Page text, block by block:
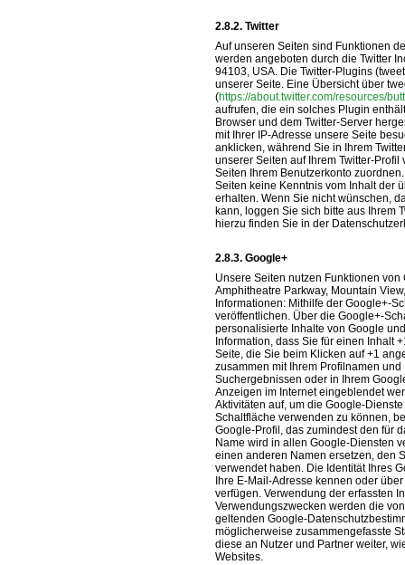
Twitter
Auf unseren Seiten sind Funktionen
werden angeboten durch die Twitter
94103, USA. Die Twitter-Plugins
unserer Seite. Eine Übersicht über
(https://about.twitter.com/resources/
aufrufen, die ein solches Plugin
Browser und dem Twitter-Server
mit Ihrer IP-Adresse unsere Seite
anklicken, während Sie in Ihrem
unserer Seiten auf Ihrem Twitter-
Seiten Ihrem Benutzerkonto
Seiten keine Kenntnis vom Inhalt der
erhalten. Wenn Sie nicht wünschen,
kann, loggen Sie sich bitte aus Ihrem
hierzu finden Sie in der
Google+
Unsere Seiten nutzen Funktionen
Amphitheatre Parkway, Mountain
Informationen: Mithilfe der Google+-
veröffentlichen. Über die Google+-
personalisierte Inhalte von Google
Information, dass Sie für einen Inhalt
Seite, die Sie beim Klicken auf +1
zusammen mit Ihrem Profilnamen
Suchergebnissen oder in Ihrem
Anzeigen im Internet eingeblendet
Aktivitäten auf, um die Google-
Schaltfläche verwenden zu können,
Google-Profil, das zumindest den für
Name wird in allen Google-Diensten
einen anderen Namen ersetzen, den
verwendet haben. Die Identität Ihres
Ihre E-Mail-Adresse kennen oder
verfügen. Verwendung der erfassten
Verwendungszwecken werden die
geltenden Google-
möglicherweise zusammengefasste
diese an Nutzer und Partner weiter,
Websites.